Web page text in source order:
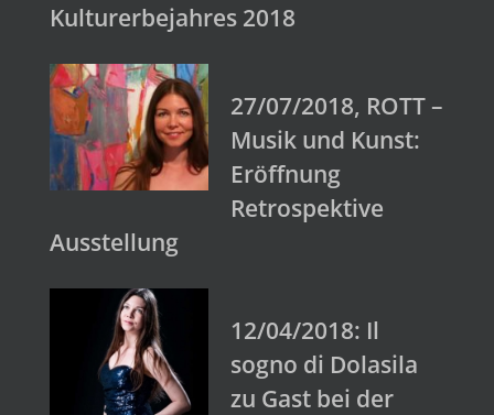
Kulturerbejahres 2018
27/07/2018, ROTT –
Musik und Kunst:
Eröffnung
Retrospektive
Ausstellung
12/04/2018: Il
sogno di Dolasila
zu Gast bei der